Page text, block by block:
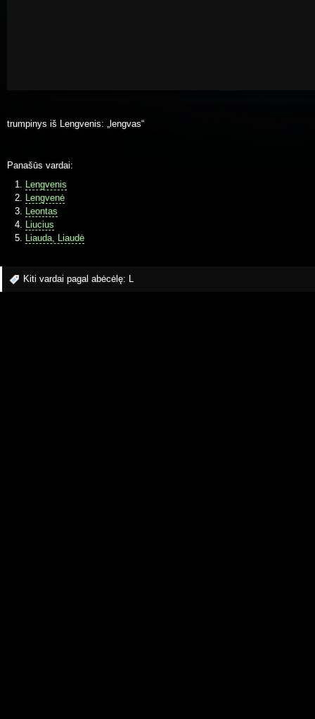
trumpinys iš Lengvenis: „lengvas“
Panašūs vardai:
Lengvenis
Lengvenė
Leontas
Liucius
Liauda, Liaudė
Kiti vardai pagal abėcėlę: L